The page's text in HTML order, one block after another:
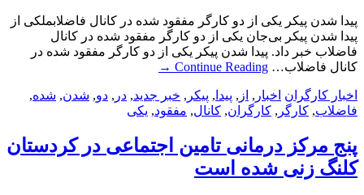
پیدا شدن پیکر یکی از دو کارگر مفقود شده در کانال فاضلابملکی از
پیدا شدن پیکر بی‌جان یکی از دو کارگر مفقود شده در کانال
فاضلاب خبر داد. پیدا شدن پیکر یکی از دو کارگر مفقود شده در
کانال فاضلاب… Continue Reading
→
اخبار کارگران اخبار , از , پیدا , پیکر , خبر جدید, در , دو, شدن, شده,
فاضلاب, کارگر , کارگران, کانال, مفقود, یکی
پنج مرکز درمانی تامین اجتماعی در کردستان
کلنگ زنی شده است